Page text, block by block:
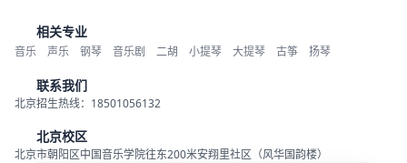
相关专业
音乐 声乐 钢琴 音乐剧 二胡 小提琴 大提琴 古筝 扬琴
联系我们
北京招生热线：18501056132
北京校区
北京市朝阳区中国音乐学院往东200米安翔里社区（风华国韵楼）